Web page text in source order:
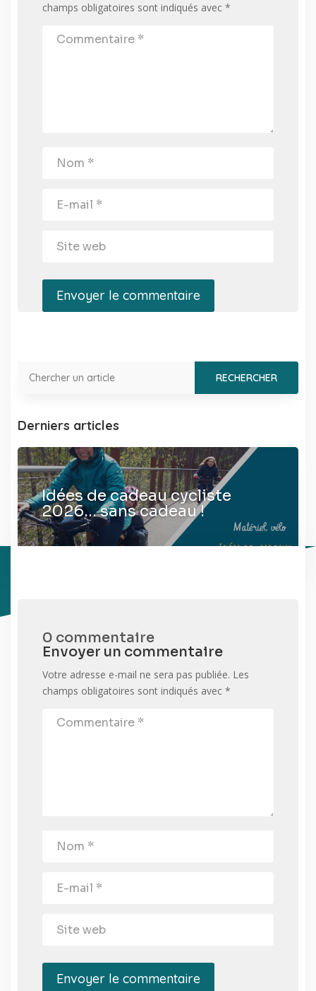
champs obligatoires sont indiqués avec *
Envoyer le commentaire
Derniers articles
Idées de cadeau cycliste
2026… sans cadeau !
0 commentaire
Envoyer un commentaire
Votre adresse e-mail ne sera pas publiée. Les
champs obligatoires sont indiqués avec *
Envoyer le commentaire